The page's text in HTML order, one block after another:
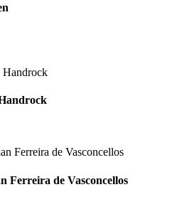
Ferreira de Vasconcellos